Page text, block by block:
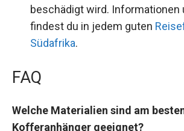
beschädigt wird. Informationen
findest du in jedem guten
Südafrika.
FAQ
Welche Materialien sind am
Kofferanhänger geeignet?